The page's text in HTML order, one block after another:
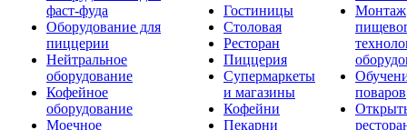
фаст-фуда
Оборудование для
пиццерии
Нейтральное
оборудование
Кофейное
оборудование
Моечное
Гостиницы
Столовая
Ресторан
Пиццерия
Супермаркеты
и магазины
Кофейни
Пекарни
Монтаж
поваров